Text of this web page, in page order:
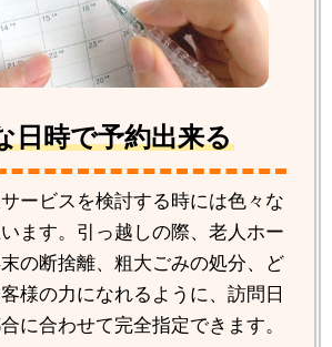
日時で予約出来る
ービスを検討する時には色々な
ます。引っ越しの際、老人ホー
の断捨離、粗大ごみの処分、ど
様の力になれるように、訪問日
に合わせて完全指定できます。